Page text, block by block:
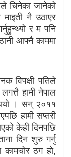
चिनेका जानेको
माइती नै उठाएर
र म पनि
आफ्नै काममा
विपक्षी पतिले
हामी नेपाल
। सन् २०११
हामी सप्तरी
केही दिनपछि
दिन शुरु गर्नु
ठग हो,